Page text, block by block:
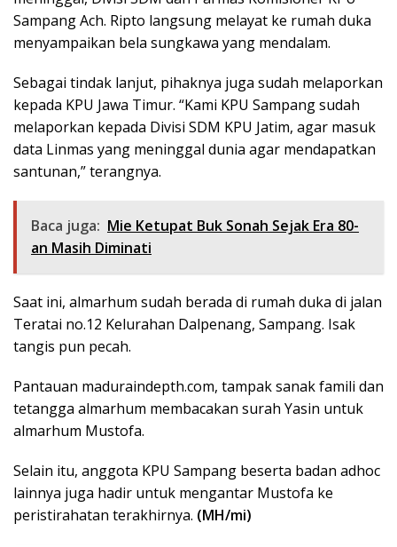
Sampang Ach. Ripto langsung melayat ke rumah duka
menyampaikan bela sungkawa yang mendalam.
Sebagai tindak lanjut, pihaknya juga sudah melaporkan
kepada KPU Jawa Timur. “Kami KPU Sampang sudah
melaporkan kepada Divisi SDM KPU Jatim, agar masuk
data Linmas yang meninggal dunia agar mendapatkan
santunan,” terangnya.
Baca juga: Mie Ketupat Buk Sonah Sejak Era 80-
an Masih Diminati
Saat ini, almarhum sudah berada di rumah duka di jalan
Teratai no.12 Kelurahan Dalpenang, Sampang. Isak
tangis pun pecah.
Pantauan maduraindepth.com, tampak sanak famili dan
tetangga almarhum membacakan surah Yasin untuk
almarhum Mustofa.
Selain itu, anggota KPU Sampang beserta badan adhoc
lainnya juga hadir untuk mengantar Mustofa ke
peristirahatan terakhirnya. (MH/mi)